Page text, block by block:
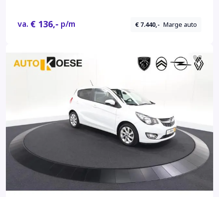
va. € 136,- p/m € 7.440,- Marge auto